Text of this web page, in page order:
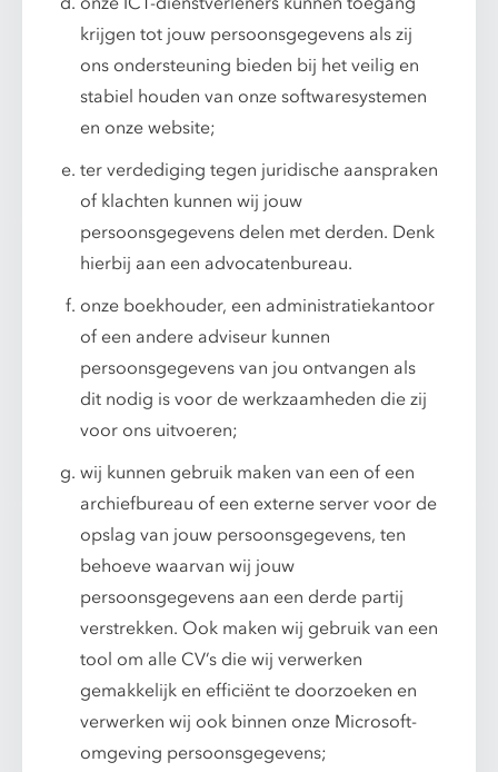
krijgen tot jouw persoonsgegevens als zij
ons ondersteuning bieden bij het veilig en
stabiel houden van onze softwaresystemen
en onze website;
ter verdediging tegen juridische aanspraken
of klachten kunnen wij jouw
persoonsgegevens delen met derden. Denk
hierbij aan een advocatenbureau.
onze boekhouder, een administratiekantoor
of een andere adviseur kunnen
persoonsgegevens van jou ontvangen als
dit nodig is voor de werkzaamheden die zij
voor ons uitvoeren;
wij kunnen gebruik maken van een of een
archiefbureau of een externe server voor de
opslag van jouw persoonsgegevens, ten
behoeve waarvan wij jouw
persoonsgegevens aan een derde partij
verstrekken. Ook maken wij gebruik van een
tool om alle CV’s die wij verwerken
gemakkelijk en efficiënt te doorzoeken en
verwerken wij ook binnen onze Microsoft-
omgeving persoonsgegevens;